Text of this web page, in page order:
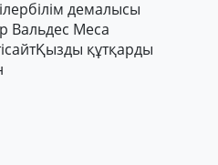
білім демалысы
Вальдес Меса
сайтҚызды құтқарды